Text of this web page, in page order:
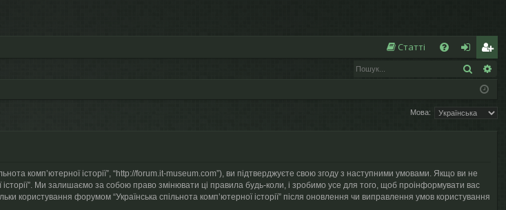
Статті
п
ог
хі
еє
ст
р
Пошук
Мова:
компʼютерної історії”, “http://forum.it-museum.com”), ви підтверджуєте свою згоду з наступними умовами. Якщо ви не
історії”. Ми залишаємо за собою право змінювати ці правила будь-коли, і зробимо усе для того, щоб проінформувати вас
користування форумом “Українська спільнота компʼютерної історії” після оновлення чи виправлення умов користування